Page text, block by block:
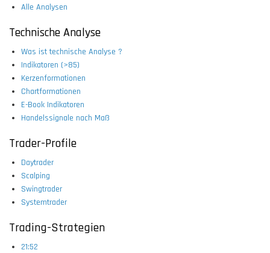
Alle Analysen
Technische Analyse
Was ist technische Analyse ?
Indikatoren (>85)
Kerzenformationen
Chartformationen
E-Book Indikatoren
Handelssignale nach Maß
Trader-Profile
Daytrader
Scalping
Swingtrader
Systemtrader
Trading-Strategien
21:52